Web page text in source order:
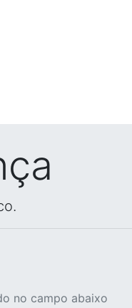
no campo abaixo